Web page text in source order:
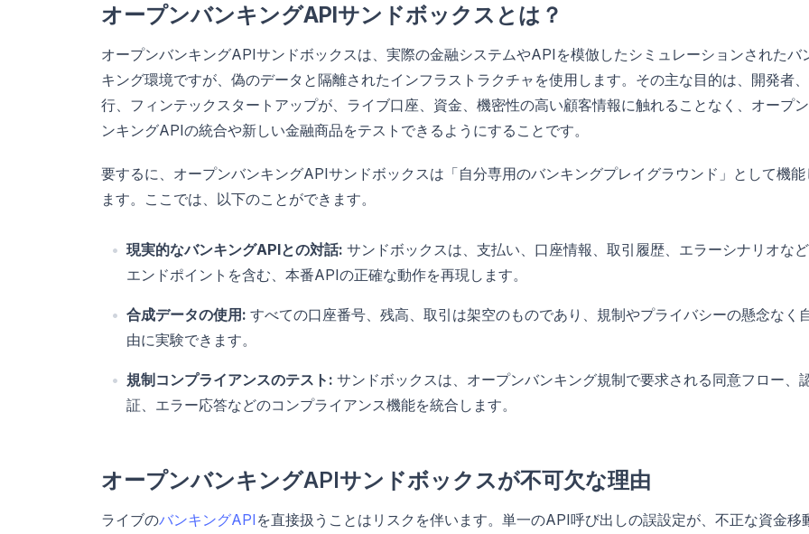
オープンバンキングAPIサンドボックスとは？
オープンバンキングAPIサンドボックスは、実際の金融システムやAPIを模倣したシミュレーションされたバ
キング環境ですが、偽のデータと隔離されたインフラストラクチャを使用します。その主な目的は、開発者
行、フィンテックスタートアップが、ライブ口座、資金、機密性の高い顧客情報に触れることなく、オープ
ンキングAPIの統合や新しい金融商品をテストできるようにすることです。
要するに、オープンバンキングAPIサンドボックスは「自分専用のバンキングプレイグラウンド」として機能
ます。ここでは、以下のことができます。
現実的なバンキングAPIとの対話: サンドボックスは、支払い、口座情報、取引履歴、エラーシナリオな
エンドポイントを含む、本番APIの正確な動作を再現します。
合成データの使用: すべての口座番号、残高、取引は架空のものであり、規制やプライバシーの懸念なく
由に実験できます。
規制コンプライアンスのテスト: サンドボックスは、オープンバンキング規制で要求される同意フロー、
証、エラー応答などのコンプライアンス機能を統合します。
オープンバンキングAPIサンドボックスが不可欠な理由
ライブのバンキングAPI を直接扱うことはリスクを伴います。単一のAPI呼び出しの誤設定が、不正な資金移